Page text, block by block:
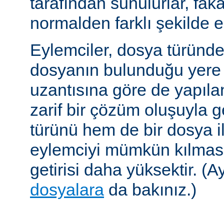
normalden farklı şekilde
Eylemciler, dosya
dosyanın bulunduğu
uzantısına göre de
zarif bir çözüm oluşuyla
türünü hem de bir dosya
eylemciyi mümkün
getirisi daha yüksektir.
dosyalara da bakınız.)